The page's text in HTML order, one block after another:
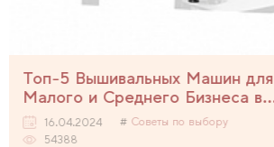
Топ-5 Вышивальных Машин для
Малого и Среднего Бизнеса в
2024 Году
16.04.2024
Советы по выбору
54388